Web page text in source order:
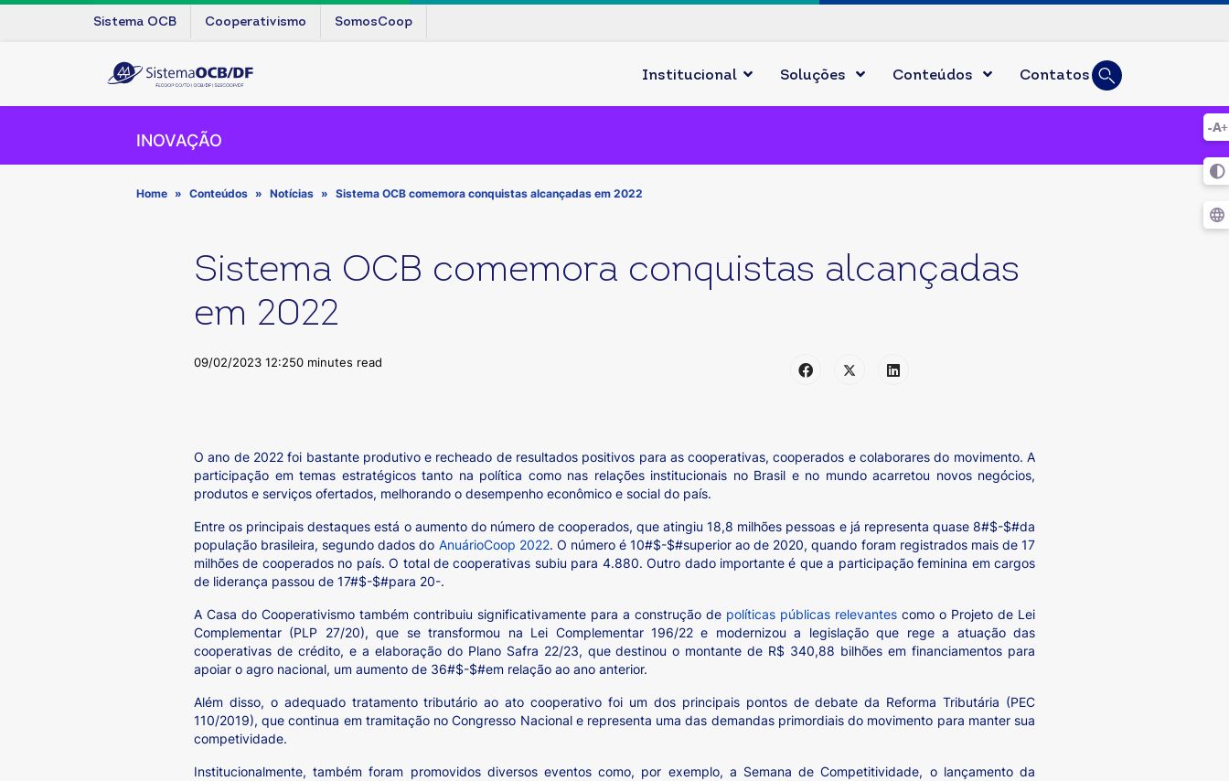
Sistema OCB Cooperativismo SomosCoop
Busca
Digite duas ou
Institucional Soluções Conteúdos Contatos
INOVAÇÃO
Home Conteúdos Notícias Sistema OCB comemora conquistas alcançadas em 2022
Sistema OCB comemora conquistas alcançadas
em 2022
09/02/2023 12:250 minutes read
O ano de 2022 foi bastante produtivo e recheado de resultados positivos para as cooperativas, cooperados e colaborares do movimento. A
participação em temas estratégicos tanto na política como nas relações institucionais no Brasil e no mundo acarretou novos negócios,
produtos e serviços ofertados, melhorando o desempenho econômico e social do país.
Entre os principais destaques está o aumento do número de cooperados, que atingiu 18,8 milhões pessoas e já representa quase 8#$-$#da
população brasileira, segundo dados do AnuárioCoop 2022. O número é 10#$-$#superior ao de 2020, quando foram registrados mais de 17
milhões de cooperados no país. O total de cooperativas subiu para 4.880. Outro dado importante é que a participação feminina em cargos
de liderança passou de 17#$-$#para 20-.
A Casa do Cooperativismo também contribuiu significativamente para a construção de políticas públicas relevantes como o Projeto de Lei
Complementar (PLP 27/20), que se transformou na Lei Complementar 196/22 e modernizou a legislação que rege a atuação das
cooperativas de crédito, e a elaboração do Plano Safra 22/23, que destinou o montante de R$ 340,88 bilhões em financiamentos para
apoiar o agro nacional, um aumento de 36#$-$#em relação ao ano anterior.
Além disso, o adequado tratamento tributário ao ato cooperativo foi um dos principais pontos de debate da Reforma Tributária (PEC
110/2019), que continua em tramitação no Congresso Nacional e representa uma das demandas primordiais do movimento para manter sua
competividade.
Institucionalmente, também foram promovidos diversos eventos como, por exemplo, a Semana de Competitividade, o lançamento da